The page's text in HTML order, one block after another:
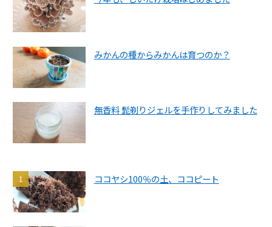
みかんの種からみかんは育つのか？
無香料 髭剃りジェルを手作りしてみました
ココヤシ100％の土、ココピート